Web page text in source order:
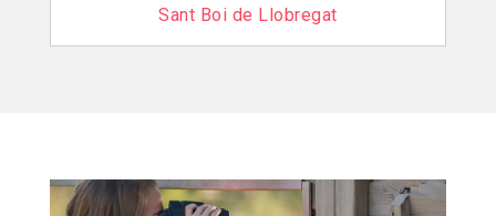
El Prat de Llobregat
Image